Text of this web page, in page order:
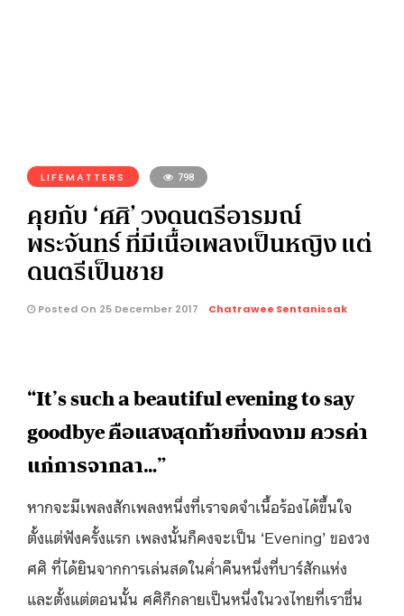
LIFEMATTERS 798
คุยกับ ‘ศศิ’ วงดนตรีอารมณ์
พระจันทร์ ที่มีเนื้อเพลงเป็นหญิง แต่
ดนตรีเป็นชาย
Posted On 25 December 2017 Chatrawee Sentanissak
“It’s such a beautiful evening to say
goodbye คือแสงสุดท้ายที่งดงาม ควรค่า
แก่การจากลา…”
หากจะมีเพลงสักเพลงหนึ่งที่เราจดจำเนื้อร้องได้ขึ้นใจ
ตั้งแต่ฟังครั้งแรก เพลงนั้นก็คงจะเป็น ‘Evening’ ของวง
ศศิ ที่ได้ยินจากการเล่นสดในค่ำคืนหนึ่งที่บาร์สักแห่ง
และตั้งแต่ตอนนั้น ศศิก็กลายเป็นหนึ่งในวงไทยที่เราชื่น